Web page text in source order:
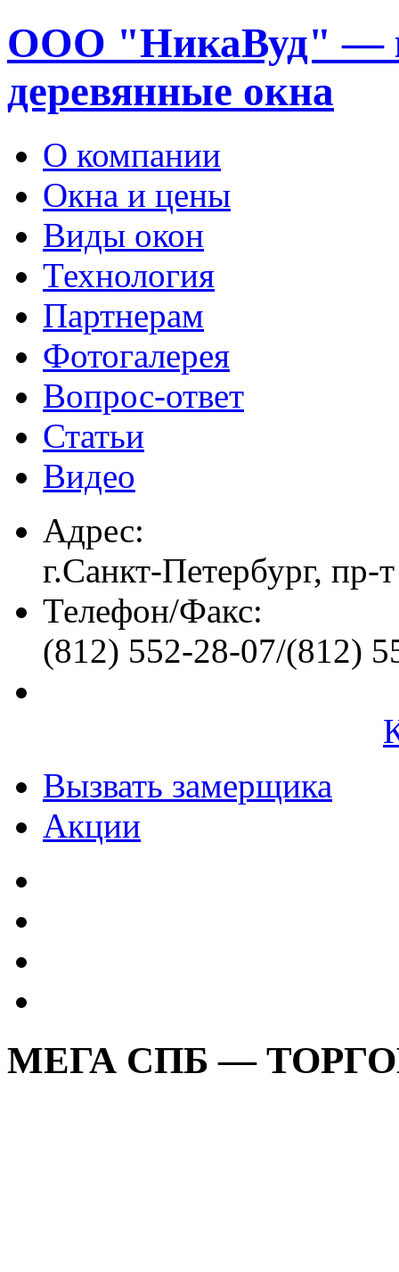
ООО "НикаВуд" —
деревянные окна
О компании
Окна и цены
Виды окон
Технология
Партнерам
Фотогалерея
Вопрос-ответ
Статьи
Видео
Адрес:
г.Санкт-Петербург, пр-
Телефон/Факс:
(812) 552-28-07/(812)
Вызвать замерщика
Акции
МЕГА СПБ —